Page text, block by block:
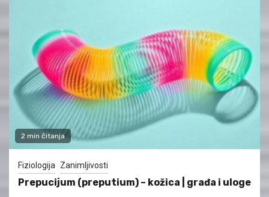
2 min čitanja
Fiziologija Zanimljivosti
Prepucijum (preputium) – kožica | građa i uloge